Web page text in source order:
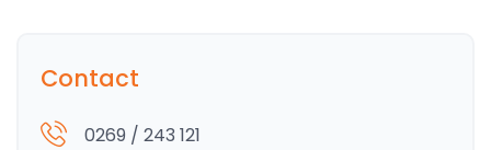
Contact
0269 / 243 121